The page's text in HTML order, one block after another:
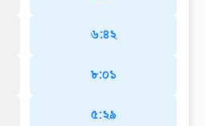
৬:৪২
৮:০১
৫:২৯